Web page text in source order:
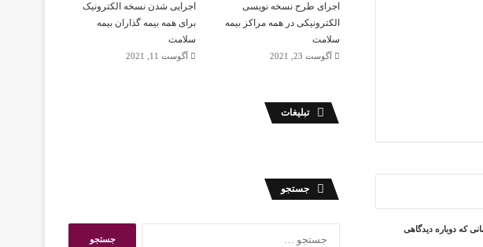
که دوباره دیدگاهی
اجرای طرح نسخه نویسی
الکترونیکی در همه مراکز بیمه
سلامت
آگوست 23, 2021
اجرایی شدن نسخه الکترونیک
برای همه بیمه گذاران بیمه
سلامت
آگوست 11, 2021
تبلیغات
جستجو